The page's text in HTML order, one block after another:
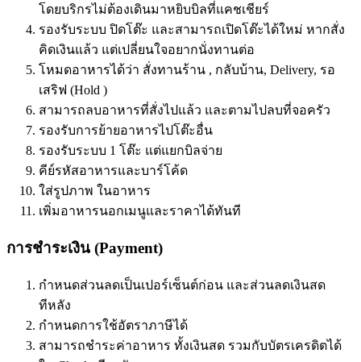
โดยบริกรไม่ต้องเดินมาหยิบบิลที่แคชเชียร์
รองรับระบบ ปิดโต๊ะ และสามารถเปิดโต๊ะได้ใหม่ หากสั่ง
คิดเงินแล้ว แต่เปลี่ยนใจอยากนั่งทานต่อ
โหมดอาหารได้ว่า สั่งทานร้าน , กลับบ้าน, Delivery, รอ
เสริฟ (Hold )
สามารถลบอาหารที่สั่งไปแล้ว และตามไปลบที่จอครัว
รองรับการย้ายอาหารไปโต๊ะอื่น
รองรับระบบ 1 โต๊ะ แต่แยกบิลจ่าย
คีย์รหัสอาหารและบาร์โค้ด
ใส่รูปภาพ ในอาหาร
เพิ่มอาหารนอกเมนูและราคาได้ทันที
การชำระเงิน (Payment)
กำหนดส่วนลดเป็นเปอร์เซ็นต์ก่อน และส่วนลดเงินสด
ทีหลัง
กำหนดการใช้อัตราภาษีได้
สามารถชำระค่าอาหาร ทั้งเงินสด รวมกับบัตรเครดิตได้